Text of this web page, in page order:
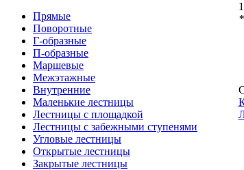
Прямые
Поворотные
Г-образные
П-образные
Маршевые
Межэтажные
Внутренние
Маленькие лестницы
Лестницы с площадкой
Лестницы с забежными ступенями
Угловые лестницы
Открытые лестницы
Закрытые лестницы
*